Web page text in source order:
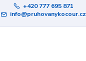
+420 777 695 871
info@pruhovanykocour.cz